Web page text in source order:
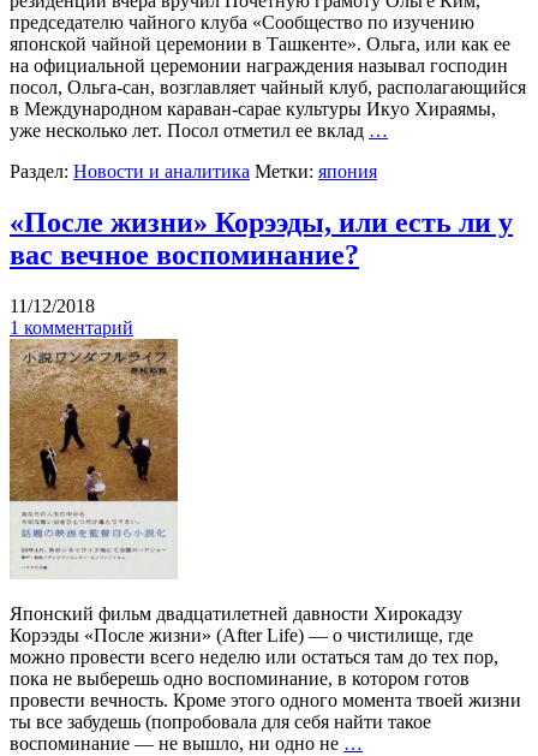
председателю чайного клуба «Сообщество по изучению
японской чайной церемонии в Ташкенте». Ольга, или как ее
на официальной церемонии награждения называл господин
посол, Ольга-сан, возглавляет чайный клуб, располагающийся
в Международном караван-сарае культуры Икуо Хираямы,
уже несколько лет. Посол отметил ее вклад …
Раздел: Новости и аналитика Метки: япония
«После жизни» Корээды, или есть ли у
вас вечное воспоминание?
11/12/2018
1 комментарий
Японский фильм двадцатилетней давности Хирокадзу
Корээды «После жизни» (After Life) — о чистилище, где
можно провести всего неделю или остаться там до тех пор,
пока не выберешь одно воспоминание, в котором готов
провести вечность. Кроме этого одного момента твоей жизни
ты все забудешь (попробовала для себя найти такое
воспоминание — не вышло, ни одно не …